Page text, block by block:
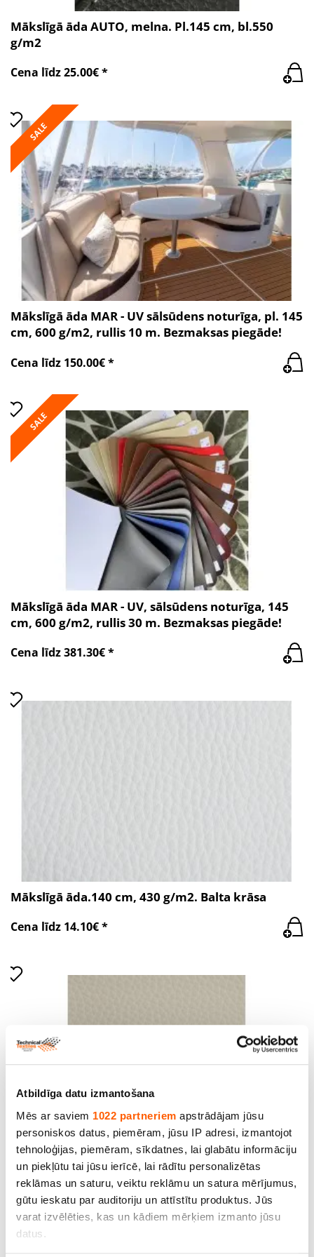
Atbildīga datu izmantošana
Mēs ar saviem 1022 partneriem apstrādājam jūsu
personiskos datus, piemēram, jūsu IP adresi, izmantojot
tehnoloģijas, piemēram, sīkdatnes, lai glabātu informāciju
un piekļūtu tai jūsu ierīcē, lai rādītu personalizētas
reklāmas un saturu, veiktu reklāmu un satura mērījumus,
gūtu ieskatu par auditoriju un attīstītu produktus. Jūs
varat izvēlēties, kas un kādiem mērķiem izmanto jūsu
datus.
Mākslīgā āda AUTO, melna. Pl.145 cm, bl.550
g/m2
Cena līdz 25.00€ *
SALE
Mākslīgā āda MAR - UV sālsūdens noturīga, pl. 145
cm, 600 g/m2, rullis 10 m. Bezmaksas piegāde!
Cena līdz 150.00€ *
SALE
Mākslīgā āda MAR - UV, sālsūdens noturīga, 145
cm, 600 g/m2, rullis 30 m. Bezmaksas piegāde!
Cena līdz 381.30€ *
Mākslīgā āda.140 cm, 430 g/m2. Balta krāsa
Cena līdz 14.10€ *
Mākslīgā āda.140 cm, 430 g/m2, bēša
Cena līdz 14.10€ *